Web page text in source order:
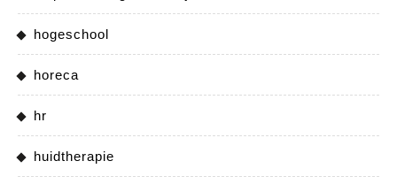
hogeschool
horeca
hr
huidtherapie